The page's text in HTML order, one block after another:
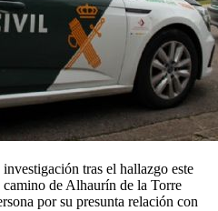
tras el hallazgo este
camino de Alhaurín de la Torre
por su presunta relación con